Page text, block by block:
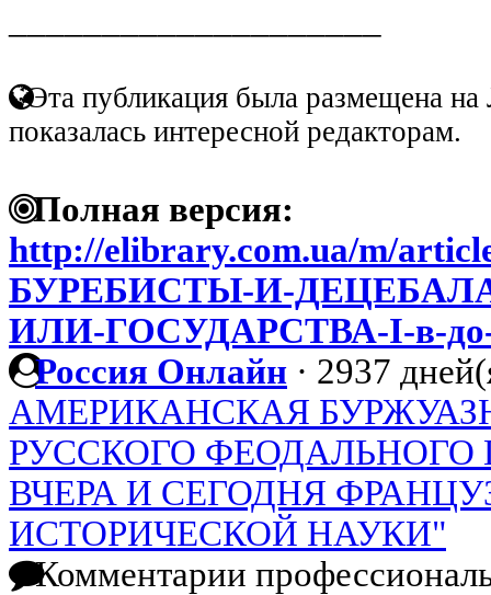
Эта публикация была размещена на
показалась интересной редакторам.
Полная версия:
http://elibrary.com.ua/m/
БУРЕБИСТЫ-И-
ИЛИ-ГОСУДАРСТВА-I-в-
Россия Онлайн · 2937
АМЕРИКАНСКАЯ
РУССКОГО ФЕОДАЛЬНОГО
ВЧЕРА И СЕГОДНЯ
ИСТОРИЧЕСКОЙ НАУКИ"
Комментарии